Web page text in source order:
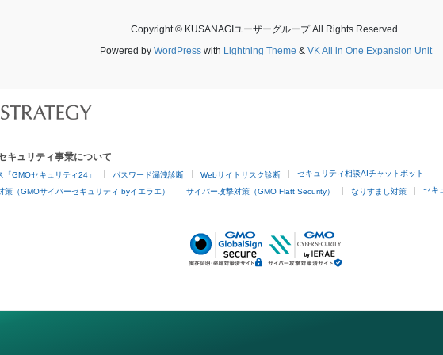
Copyright © KUSANAGIユーザーグループ All Rights Reserved.
Powered by WordPresswith Lightning Theme & VK All in One Expansion Unit
キュリティ事業について
GMOセキュリティ24」 パスワード漏洩診断 Webサイトリスク診断 セキュリティ相談AIチャットボット
策（GMOサイバーセキュリティ byイエラエ） サイバー攻撃対策（GMO Flatt Security） なりすまし対策 セキ